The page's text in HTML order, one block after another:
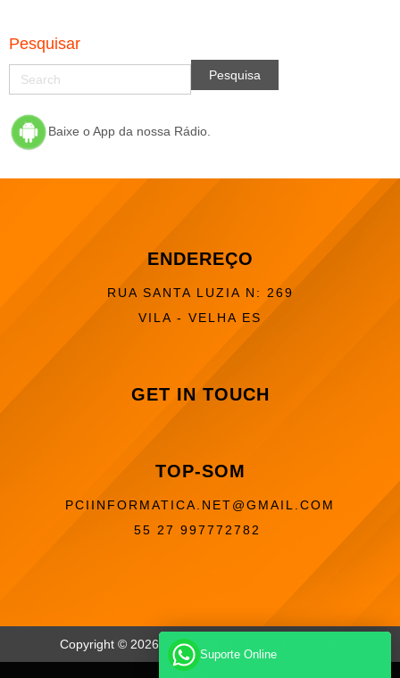
Pesquisar
Baixe o App da nossa Rádio.
ENDEREÇO
RUA SANTA LUZIA N: 269
VILA - VELHA ES
GET IN TOUCH
TOP-SOM
PCIINFORMATICA.NET@GMAIL.COM
55 27 997772782
Copyright © 2026, Top-som
Suporte Online